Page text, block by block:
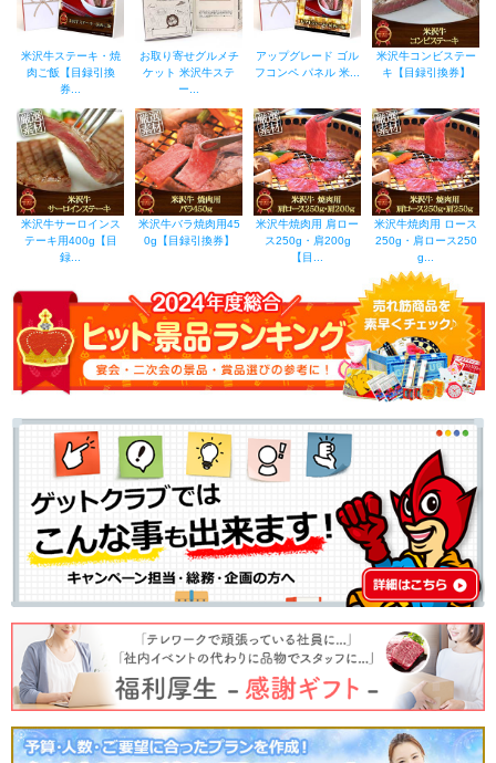
米沢牛ステーキ・焼
肉ご飯【目録引換
券...
お取り寄せグルメチ
ケット 米沢牛ステ
ー...
アップグレード ゴル
フコンペ パネル 米...
米沢牛コンビステー
キ【目録引換券】
米沢牛サーロインス
テーキ用400g【目
録...
米沢牛バラ焼肉用45
0g【目録引換券】
米沢牛焼肉用 肩ロー
ス250g・肩200g
【目...
米沢牛焼肉用 ロース
250g・肩ロース250
g...